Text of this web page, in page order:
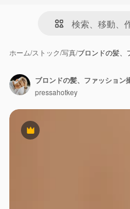
ホーム/ストック/写真/ブロンドの髪
Premium
ブロンドの髪、ファッショ
pressahotkey